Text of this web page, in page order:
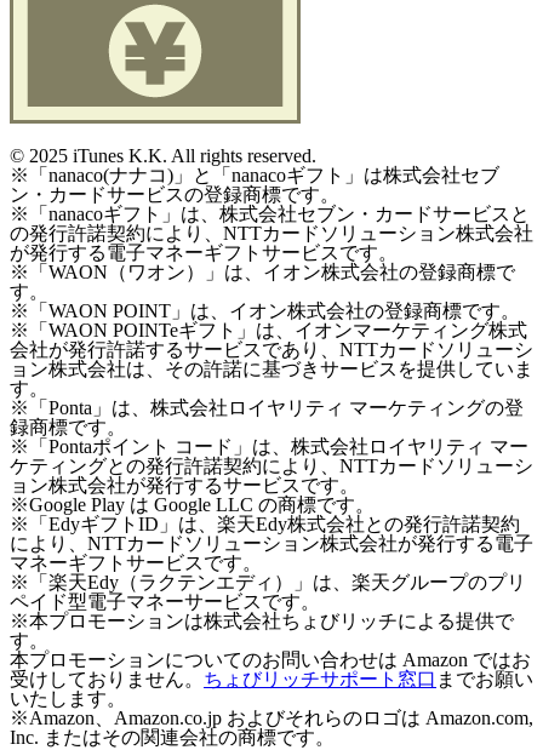
© 2025 iTunes K.K. All rights reserved.
※「nanaco(ナナコ)」と「nanacoギフト」は株式会社セブ
ン・カードサービスの登録商標です。
※「nanacoギフト」は、株式会社セブン・カードサービスと
の発行許諾契約により、NTTカードソリューション株式会社
が発行する電子マネーギフトサービスです。
※「WAON（ワオン）」は、イオン株式会社の登録商標で
す。
※「WAON POINT」は、イオン株式会社の登録商標です。
※「WAON POINTeギフト」は、イオンマーケティング株式
会社が発行許諾するサービスであり、NTTカードソリューシ
ョン株式会社は、その許諾に基づきサービスを提供していま
す。
※「Ponta」は、株式会社ロイヤリティ マーケティングの登
録商標です。
※「Pontaポイント コード」は、株式会社ロイヤリティ マー
ケティングとの発行許諾契約により、NTTカードソリューシ
ョン株式会社が発行するサービスです。
※Google Play は Google LLC の商標です。
※「EdyギフトID」は、楽天Edy株式会社との発行許諾契約
により、NTTカードソリューション株式会社が発行する電子
マネーギフトサービスです。
※「楽天Edy（ラクテンエディ）」は、楽天グループのプリ
ペイド型電子マネーサービスです。
※本プロモーションは株式会社ちょびリッチによる提供で
す。
本プロモーションについてのお問い合わせは Amazon ではお
受けしておりません。 ちょびリッチサポート窓口 までお願い
いたします。
※Amazon、Amazon.co.jp およびそれらのロゴは Amazon.com,
Inc. またはその関連会社の商標です。